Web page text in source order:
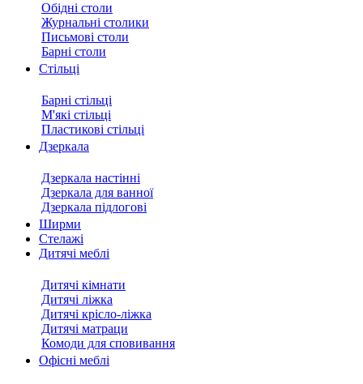
Обідні столи
Журнальні столики
Письмові столи
Барні столи
Стільці
Барні стільці
М'які стільці
Пластикові стільці
Дзеркала
Дзеркала настінні
Дзеркала для ванної
Дзеркала підлогові
Ширми
Стелажі
Дитячі меблі
Дитячі кімнати
Дитячі ліжка
Дитячі крісло-ліжка
Дитячі матраци
Комоди для сповивання
Офісні меблі